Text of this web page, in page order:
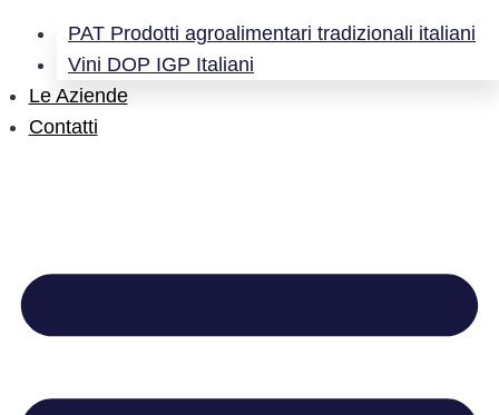
PAT Prodotti agroalimentari tradizionali italiani
Vini DOP IGP Italiani
Le Aziende
Contatti